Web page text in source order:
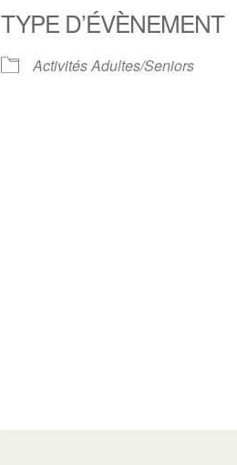
iCalendar
TYPE D’ÉVÈNEMENT
Activités Adultes/Seniors